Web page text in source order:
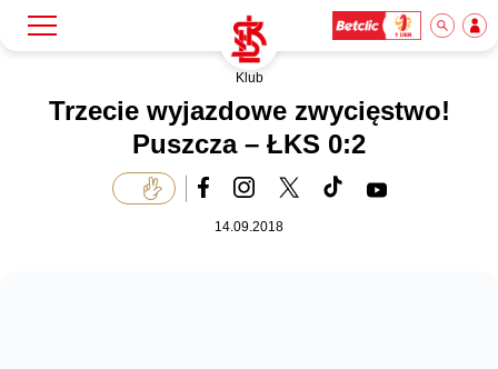
Klub
Klub
Trzecie wyjazdowe zwycięstwo!
Puszcza – ŁKS 0:2
14.09.2018